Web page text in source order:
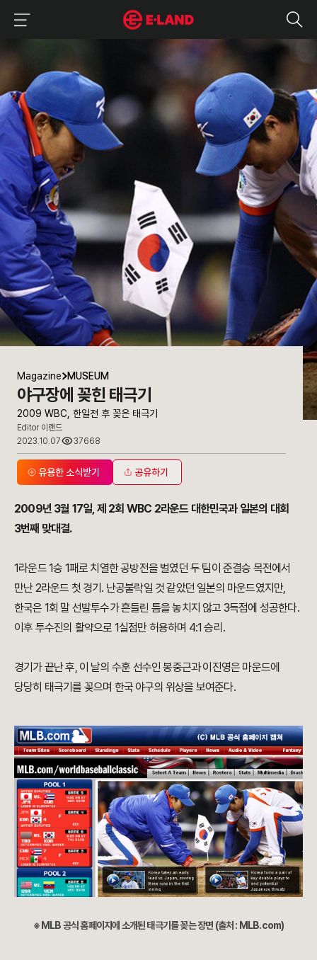
2009 WBC, 한일전 후 꽂은 태극기
매거진 상세보기
Magazine MUSEUM
야구장에 꽂힌 태극기
2009 WBC, 한일전 후 꽂은 태극기
Editor 이랜드
2023.10.07
37668
유용한 소식받기 공유하기
2009년 3월 17일, 제 2회 WBC 2라운드 대한민국과 일본의 대회
3번째 맞대결.
1라운드 1승 1패로 치열한 공방전을 벌였던 두 팀이 준결승 목전에서
만난 2라운드 첫 경기. 난공불락일 것 같았던 일본의 마운드였지만,
한국은 1회 말 선발투수가 흔들린 틈을 놓치지 않고 3득점에 성공한다.
이후 투수진의 활약으로 1실점만 허용하며 4:1 승리.
경기가 끝난 후, 이 날의 수훈 선수인 봉중근과 이진영은 마운드에
당당히 태극기를 꽂으며 한국 야구의 위상을 보여준다.
※ MLB 공식 홈페이지에 소개된 태극기를 꽂는 장면 (출처 : MLB.com)